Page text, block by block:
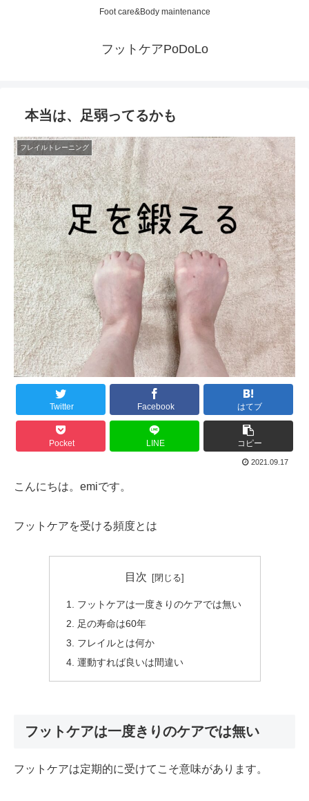
Foot care&Body maintenance
フットケアPoDoLo
本当は、足弱ってるかも
フレイルトレーニング
Twitter Facebook はてブ
Pocket LINE コピー
2021.09.17
こんにちは。emiです。
フットケアを受ける頻度とは
目次
フットケアは一度きりのケアでは無い
足の寿命は60年
フレイルとは何か
運動すれば良いは間違い
フットケアは一度きりのケアでは無い
フットケアは定期的に受けてこそ意味があります。